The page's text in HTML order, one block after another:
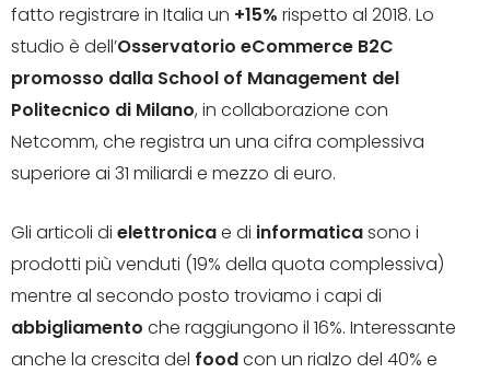
fatto registrare in Italia un +15% rispetto al 2018. Lo
studio è dell’Osservatorio eCommerce B2C
promosso dalla School of Management del
Politecnico di Milano, in collaborazione con
Netcomm, che registra un una cifra complessiva
superiore ai 31 miliardi e mezzo di euro.
Gli articoli di elettronicae di informaticasono i
prodotti più venduti (19% della quota complessiva)
mentre al secondo posto troviamo i capi di
abbigliamento che raggiungono il 16%. Interessante
anche la crescita del foodcon un rialzo del 40% e